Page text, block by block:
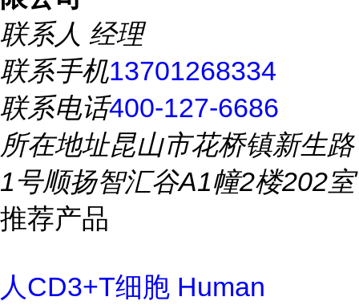
联系人 经理
联系手机13701268334
联系电话400-127-6686
所在地址昆山市花桥镇新生路
1号顺扬智汇谷A1幢2楼202室
推荐产品
人CD3+T细胞 Human